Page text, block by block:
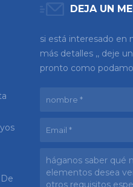
DEJA UN
si está interesado en
más detalles ,, deje
pronto como